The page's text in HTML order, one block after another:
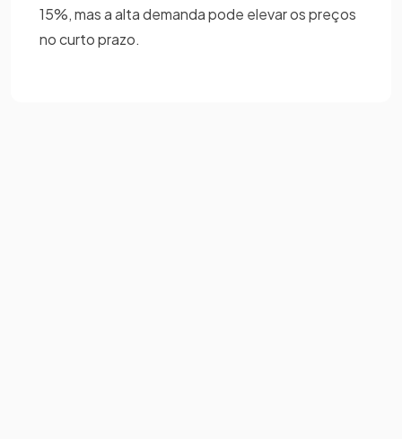
15%, mas a alta demanda pode elevar os preços
no curto prazo.